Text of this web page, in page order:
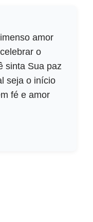
amor
o
sinta Sua paz
seja o início
fé e amor